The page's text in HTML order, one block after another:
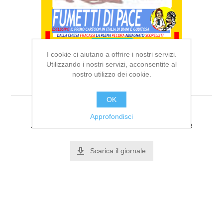
Casablanca n. 5
Si tratta dela prima recensione per questo prodotto
Scarica il giornale
I cookie ci aiutano a offrire i nostri servizi.
Utilizzando i nostri servizi, acconsentite al
nostro utilizzo dei cookie.
OK
Approfondisci